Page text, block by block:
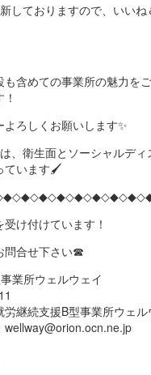
しておりますので、いい
含めての事業所の魅力を
ろしくお願いします✨
、衛生面とソーシャルデ
ています🖌
け付けています！
問合せ下さい☎
業所ウェルウェイ
労継続支援B型事業所ウェル
wellway@orion.ocn.ne.jp